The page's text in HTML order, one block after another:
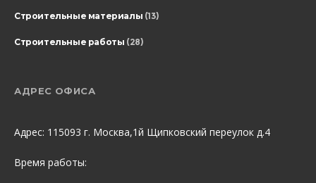
Строительные материалы (13)
Строительные работы (28)
АДРЕС ОФИСА
Адрес: 115093 г. Москва,1й Щипковский переулок д.4
Время работы: